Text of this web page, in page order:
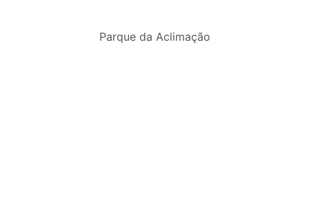
Parque da Aclimação